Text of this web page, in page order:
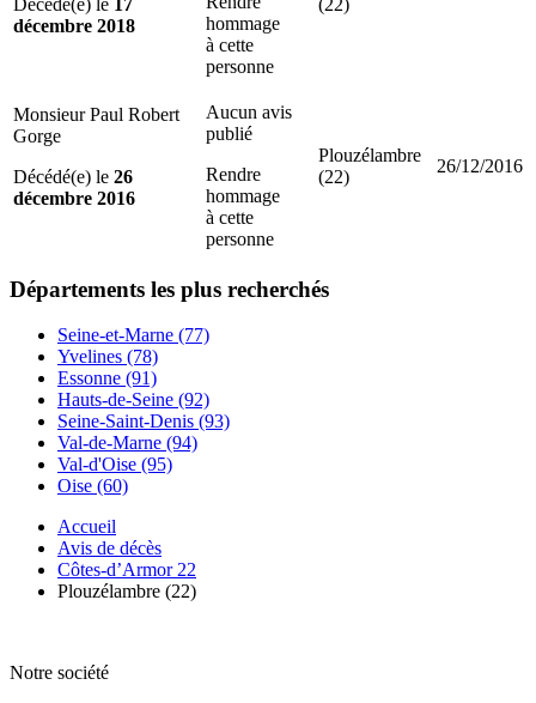
décembre 2018
hommage
à cette
personne
Monsieur Paul Robert
Gorge
Décédé(e) le 26
décembre 2016
Aucun avis
publié
Rendre
hommage
à cette
personne
Plouzélambre
(22)
26/12/2016
Départements les plus recherchés
Seine-et-Marne (77)
Yvelines (78)
Essonne (91)
Hauts-de-Seine (92)
Seine-Saint-Denis (93)
Val-de-Marne (94)
Val-d'Oise (95)
Oise (60)
Accueil
Avis de décès
Côtes-d’Armor 22
Plouzélambre (22)
Notre société